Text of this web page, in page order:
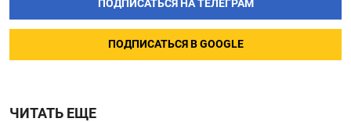
ПОДПИСАТЬСЯ НА ТЕЛЕГРАМ
ПОДПИСАТЬСЯ В GOOGLE
ЧИТАТЬ ЕЩЕ